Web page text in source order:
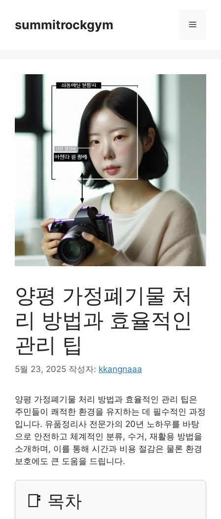
summitrockgym 메
양평 가정폐기물 처
리 방법과 효율적인
관리 팁
5월 23, 2025 작성자: kkangnaaa
양평 가정폐기물 처리 방법과 효율적인 관리 팁은
주민들이 쾌적한 환경을 유지하는 데 필수적인 과정
입니다. 유품정리사 전문가의 20년 노하우를 바탕
으로 안전하고 체계적인 분류, 수거, 재활용 방법을
소개하며, 이를 통해 시간과 비용 절감은 물론 환경
보호에도 큰 도움을 드립니다.
📑 목차